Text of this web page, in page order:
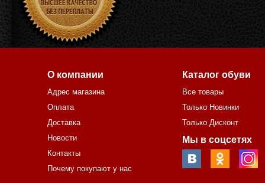
О компании
Адрес магазина
Оплата
Доставка
Новости
Контакты
Почему покупают у нас
Каталог обуви
Все товары
Только Новинки
Только Дисконт
Мы в соцсетях